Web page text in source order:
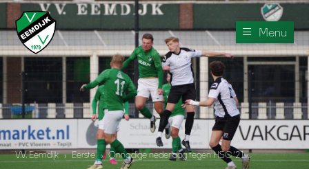
Menu
V.V. Eemdijk › Eerste › Onnodige nederlaag tegen HSC ‘21